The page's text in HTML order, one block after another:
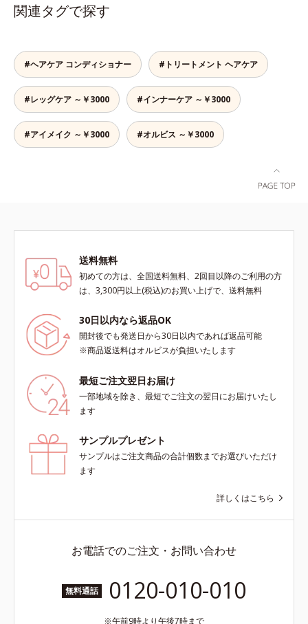
分を保ち、髪をまとまりやすく整え
分で、髪のまとまりやサラサラな指
で失われやすいため、すき間にダイ
レクトに補うことで、瞬時に傷みの
ないなめらかなツヤ髪に導きます。
髪の内側のダメージもしっかり補修
するから、仕上がりは驚くほどふわ
っとなめらか！夜のドライヤー前に
使えば、サロン帰りのようななめら
す。一度「CMC」を失うと自ら作り
出すことはできないので、補うケア
が不可欠なのです。使用方法は簡
単。適量を手にとって、タオルドラ
イ後の髪（または乾いた髪）に、毛
先を中心になじませます。ドライヤ
ーの熱を味方に、擬似キューティク
を実現します。さらに高保水ミルク
(*2)が、うるおいを逃がさないよう
っとキープします。*1 ダイズステ
ール、ネオペンタン酸イソデシル配
合＝保水効果の高い毛髪保護成分各
覧ください。・BEAUTY夏祭りは、
こちら・エッセンスインヘアオイル
は、こちら
関連タグで探す
#ヘアケア コンディショナー #トリートメント ヘアケア
#レッグケア ～￥3000 #インナーケア ～￥3000
#アイメイク ～￥3000 #オルビス ～￥3000
送料無料
初めての方は、全国送料無料、2回目以降のご利用の方
は、3,300円以上(税込)のお買い上げで、送料無料
30日以内なら返品OK
開封後でも発送日から30日以内であれば返品可能
※商品返送料はオルビスが負担いたします
最短ご注文翌日お届け
一部地域を除き、最短でご注文の翌日にお届けいたし
ます
サンプルプレゼント
サンプルはご注文商品の合計個数までお選びいただけ
ます
詳しくはこちら
お電話でのご注文・お問い合わせ
無料通話 0120-010-010
午前9時より午後7時まで